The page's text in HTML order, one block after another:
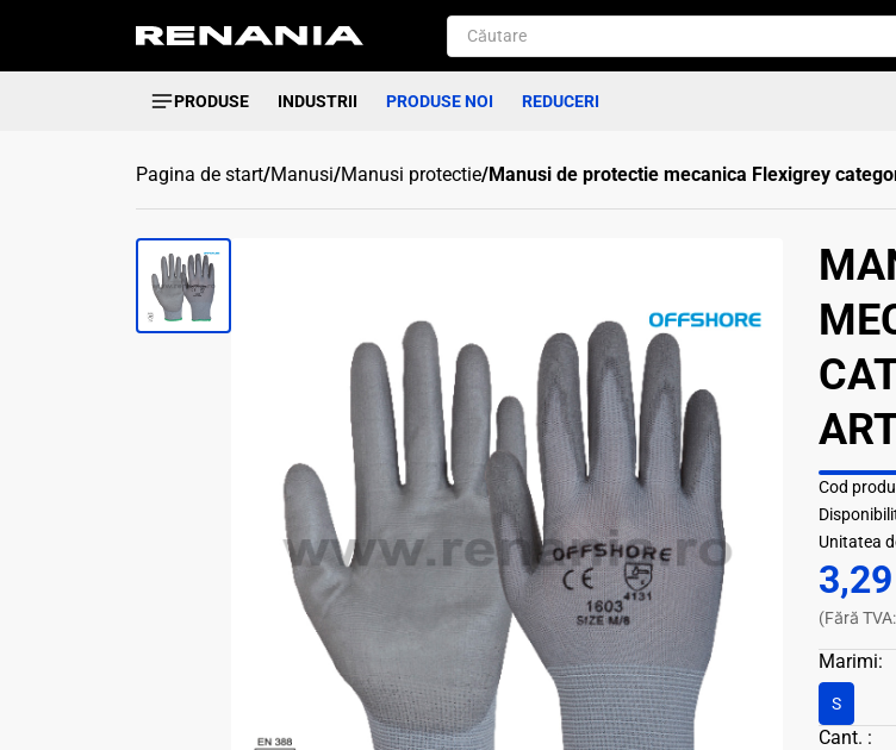
PRODUSE INDUSTRII PRODUSE NOI REDUCERI
Pagina de start/Manusi/Manusi protectie/Manusi de protectie mecanica Flexigrey
Cod
Unitatea
(Fără
Marimi:
S
Cant. :